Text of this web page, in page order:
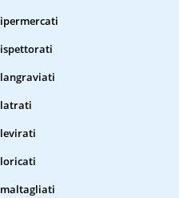
ipermercati
ispettorati
langraviati
latrati
levirati
loricati
maltagliati